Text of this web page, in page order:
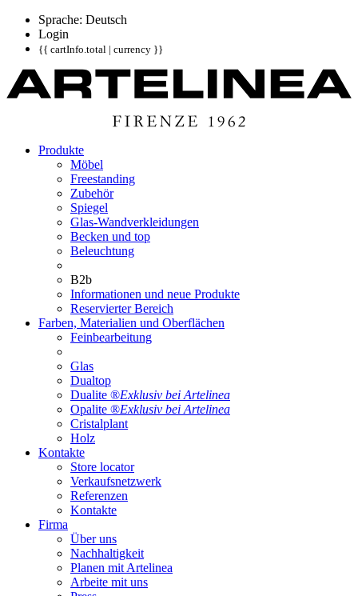
Sprache: Deutsch
Login
{{ cartInfo.total | currency }}
Produkte
Möbel
Freestanding
Zubehör
Spiegel
Glas-Wandverkleidungen
Becken und top
Beleuchtung
B2b
Informationen und neue Produkte
Reservierter Bereich
Farben, Materialien und Oberflächen
Feinbearbeitung
Glas
Dualtop
Dualite ®Exklusiv bei Artelinea
Opalite ®Exklusiv bei Artelinea
Cristalplant
Holz
Kontakte
Store locator
Verkaufsnetzwerk
Referenzen
Kontakte
Firma
Über uns
Nachhaltigkeit
Planen mit Artelinea
Arbeite mit uns